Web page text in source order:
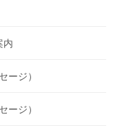
内
ジ）
ジ）